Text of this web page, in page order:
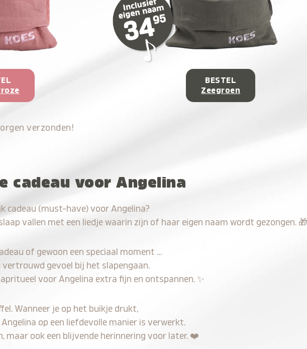
BESTEL
Zeegroen
verzonden!
cadeau voor Angelina
cadeau (must-have) voor Angelina?
vallen met een liedje waarin zijn of haar eigen naam wordt gezongen.
of gewoon een speciaal moment …
vertrouwd gevoel bij het slapengaan.
voor Angelina extra fijn en ontspannen. ✨
Wanneer je op het buikje drukt,
op een liefdevolle manier is verwerkt.
maar ook een blijvende herinnering voor later. ❤️